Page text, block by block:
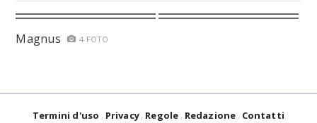
Magnus 4 FOTO
Termini d'uso Privacy Regole Redazione Contatti